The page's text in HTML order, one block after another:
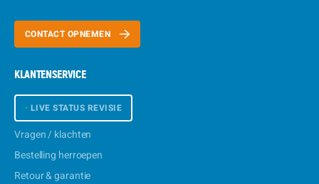
CONTACT OPNEMEN
KLANTENSERVICE
• LIVE STATUS REVISIE
Vragen / klachten
Bestelling herroepen
Retour & garantie